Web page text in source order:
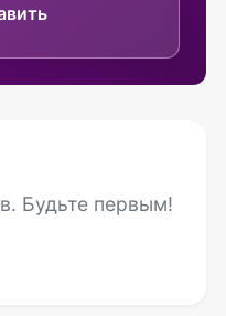
Будьте первым!